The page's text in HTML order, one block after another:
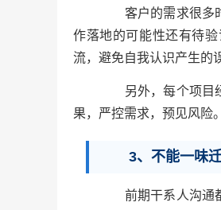
客户的需求很多时
作落地的可能性还有待
流，避免自我认识产生的
另外，每个项目经
果，严控需求，预见风险。
3、不能一味迁
前期干系人沟通都